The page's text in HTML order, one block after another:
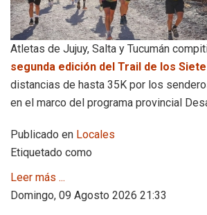
Atletas de Jujuy, Salta y Tucumán
segunda edición del Trail de los
distancias de hasta 35K por los
en el marco del programa provincial
Publicado en Locales
Etiquetado como
Leer más ...
Domingo, 09 Agosto 2026 21:33